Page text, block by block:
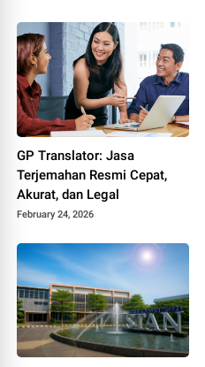
GP Translator: Jasa
Terjemahan Resmi Cepat,
Akurat, dan Legal
February 24, 2026